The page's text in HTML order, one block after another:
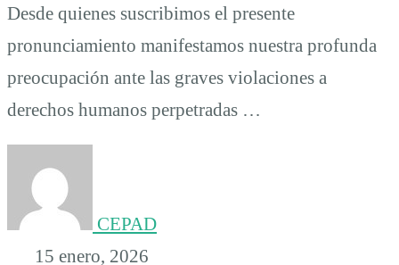
Desde quienes suscribimos el presente
pronunciamiento manifestamos nuestra profunda
preocupación ante las graves violaciones a
derechos humanos perpetradas …
CEPAD
15 enero, 2026